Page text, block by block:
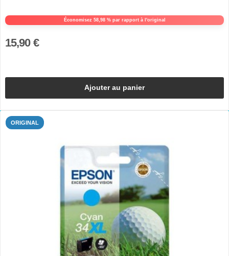
Économisez 58,98 % par rapport à l'original
15,90 €
Ajouter au panier
ORIGINAL